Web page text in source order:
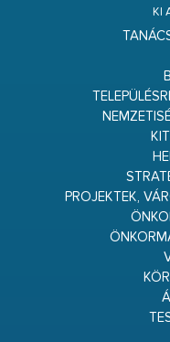
KI
PROJEKTEK,